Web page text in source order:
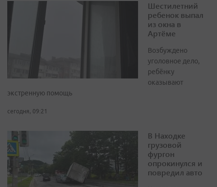
Шестилетний
ребенок выпал
из окна в
Артёме
Возбуждено
уголовное дело,
ребёнку
оказывают
экстренную помощь
сегодня, 09:21
В Находке
грузовой
фургон
опрокинулся и
повредил авто